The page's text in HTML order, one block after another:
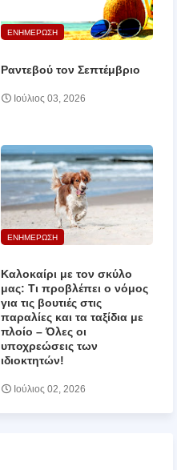
ΕΝΗΜΕΡΩΣΗ
Ραντεβού τον Σεπτέμβριο
Ιούλιος 03, 2026
ΕΝΗΜΕΡΩΣΗ
Καλοκαίρι με τον σκύλο
μας: Τι προβλέπει ο νόμος
για τις βουτιές στις
παραλίες και τα ταξίδια με
πλοίο – Όλες οι
υποχρεώσεις των
ιδιοκτητών!
Ιούλιος 02, 2026